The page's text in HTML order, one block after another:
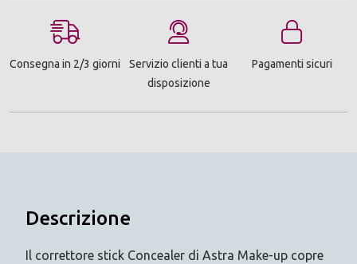
Consegna in 2/3 giorni
Servizio clienti a tua
disposizione
Pagamenti sicuri
Descrizione
Il correttore stick Concealer di Astra Make-up copre